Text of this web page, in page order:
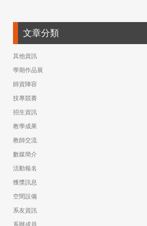
文章分類
其他資訊
學期作品展
師資陣容
技專競賽
招生資訊
教學成果
教師交流
數媒簡介
活動報名
獲獎訊息
空間設備
系友資訊
系辦成員